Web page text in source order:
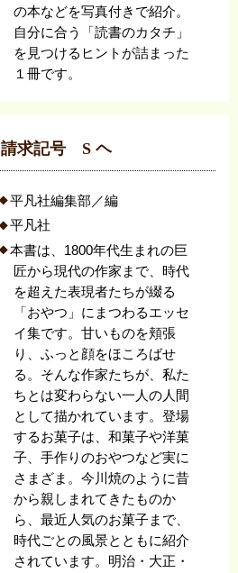
の本などを写真付きで紹介。
自分に合う「読書のカタチ」
を見つけるヒントが詰まった
１冊です。
請求記号 S ヘ
平凡社編集部／編
平凡社
本書は、1800年代生まれの巨
匠から現代の作家まで、時代
を超えた表現者たちが綴る
「おやつ」にまつわるエッセ
イ集です。甘いものを頬張
り、ふっと顔をほころばせ
る。そんな作家たちが、私た
ちとは変わらない一人の人間
として描かれています。登場
するお菓子は、和菓子や洋菓
子、手作りのおやつなど実に
さまざま。今川焼のように昔
から親しまれてきたものか
ら、最近人気のお菓子まで、
時代ごとの風景とともに紹介
されています。明治・大正・